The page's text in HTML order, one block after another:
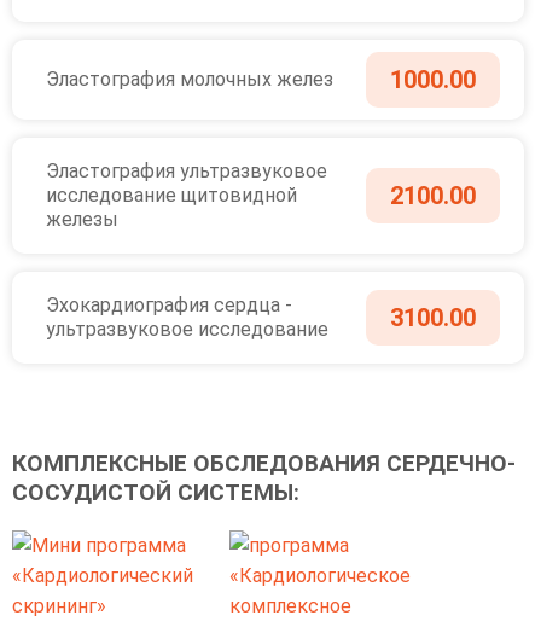
Эластография молочных желез 1000.00
Эластография ультразвуковое
исследование щитовидной
железы
2100.00
Эхокардиография сердца -
ультразвуковое исследование
3100.00
КОМПЛЕКСНЫЕ ОБСЛЕДОВАНИЯ СЕРДЕЧНО-
СОСУДИСТОЙ СИСТЕМЫ: